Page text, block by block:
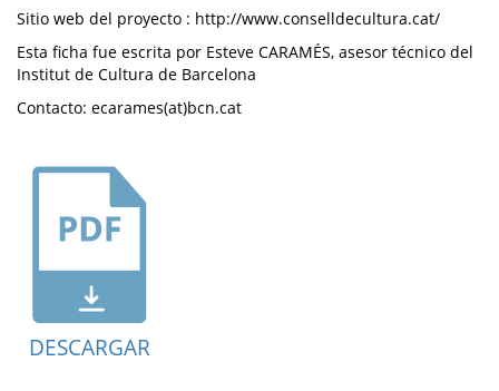
Sitio web del proyecto : http://www.conselldecultura.cat/
Esta ficha fue escrita por Esteve CARAMÉS, asesor técnico del
Institut de Cultura de Barcelona
Contacto: ecarames(at)bcn.cat
DESCARGAR